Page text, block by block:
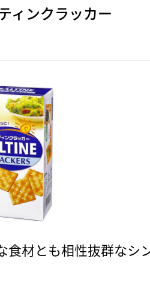
ィンクラッカー
食材とも相性抜群なシ